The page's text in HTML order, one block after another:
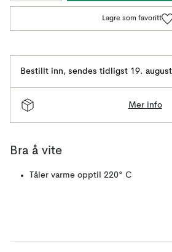
Lagre som favoritt
Bestillt inn, sendes tidligst 19. august
Mer info
Bra å vite
Tåler varme opptil 220° C